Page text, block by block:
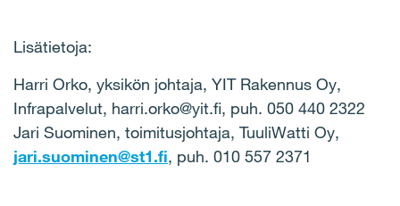
Lisätietoja:
Harri Orko, yksikön johtaja, YIT Rakennus Oy,
Infrapalvelut, harri.orko@yit.fi, puh. 050 440 2322
Jari Suominen, toimitusjohtaja, TuuliWatti Oy,
jari.suominen@st1.fi, puh. 010 557 2371